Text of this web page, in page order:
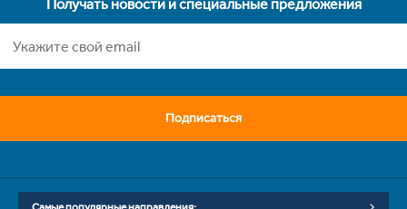
Получать новости и специальные предложения
Подписаться